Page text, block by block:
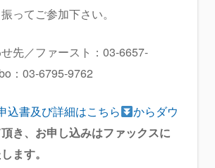
ってご参加下さい。
先／ファースト：03-6657-
：03-6795-9762
込書及び詳細はこちら
からダウ
頂き、お申し込みはファックスに
ます。